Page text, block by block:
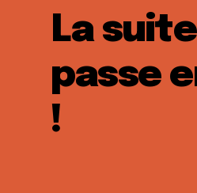
La
passe
!